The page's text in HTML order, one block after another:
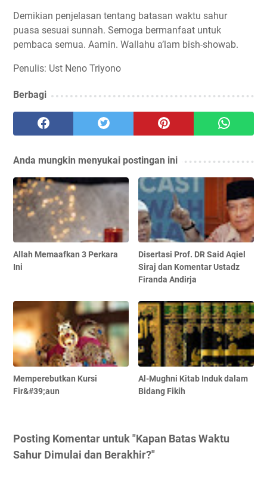
Demikian penjelasan tentang batasan waktu sahur
puasa sesuai sunnah. Semoga bermanfaat untuk
pembaca semua. Aamin. Wallahu a’lam bish-showab.
Penulis: Ust Neno Triyono
Berbagi
Anda mungkin menyukai postingan ini
Allah Memaafkan 3 Perkara
Ini
Disertasi Prof. DR Said Aqiel
Siraj dan Komentar Ustadz
Firanda Andirja
Memperebutkan Kursi
Fir&#39;aun
Al-Mughni Kitab Induk dalam
Bidang Fikih
Posting Komentar untuk "Kapan Batas Waktu
Sahur Dimulai dan Berakhir?"